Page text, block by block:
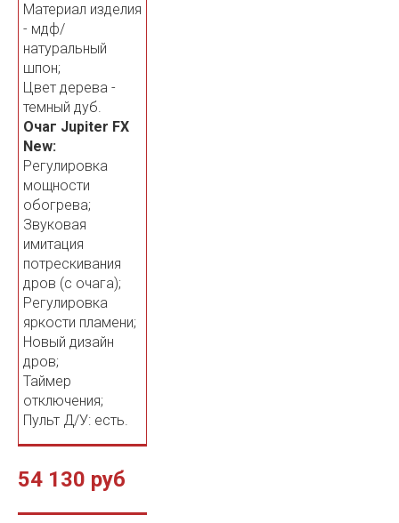
Материал изделия
- мдф/
натуральный
шпон;
Цвет дерева -
темный дуб.
Очаг Jupiter FX
New:
Регулировка
мощности
обогрева;
Звуковая
имитация
потрескивания
дров (с очага);
Регулировка
яркости пламени;
Новый дизайн
дров;
Таймер
отключения;
Пульт Д/У: есть.
54 130 руб